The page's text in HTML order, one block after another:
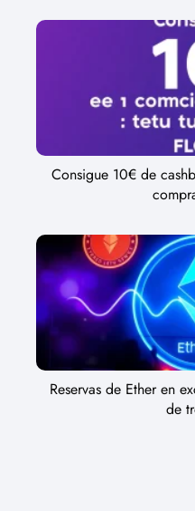
Consigue 10€ de
Reservas de Ether en
de